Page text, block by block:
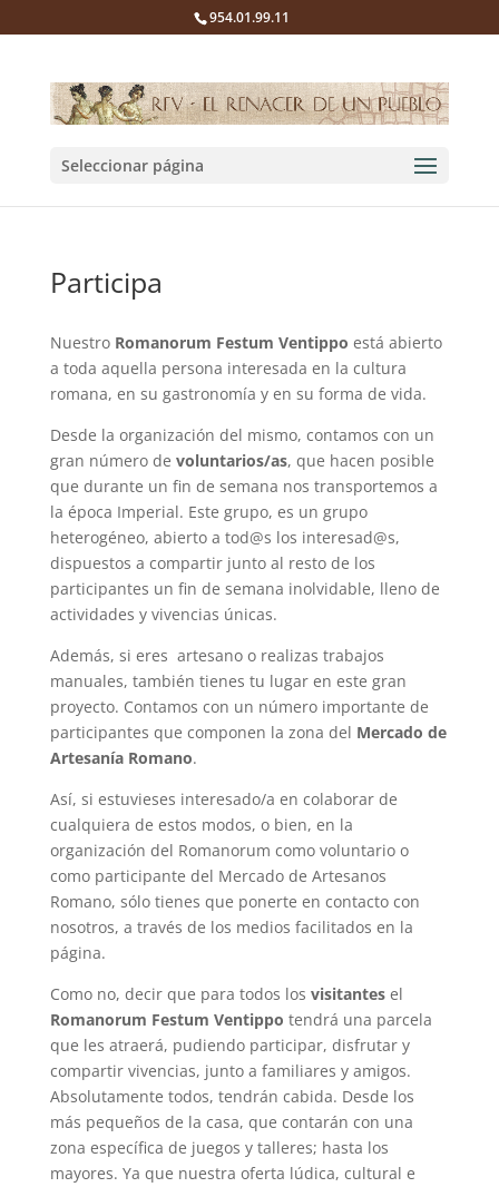
954.01.99.11
Seleccionar página
Participa
Nuestro Romanorum Festum Ventippo está abierto
a toda aquella persona interesada en la cultura
romana, en su gastronomía y en su forma de vida.
Desde la organización del mismo, contamos con un
gran número de voluntarios/as, que hacen posible
que durante un fin de semana nos transportemos a
la época Imperial. Este grupo, es un grupo
heterogéneo, abierto a tod@s los interesad@s,
dispuestos a compartir junto al resto de los
participantes un fin de semana inolvidable, lleno de
actividades y vivencias únicas.
Además, si eres artesano o realizas trabajos
manuales, también tienes tu lugar en este gran
proyecto. Contamos con un número importante de
participantes que componen la zona del Mercado de
Artesanía Romano.
Así, si estuvieses interesado/a en colaborar de
cualquiera de estos modos, o bien, en la
organización del Romanorum como voluntario o
como participante del Mercado de Artesanos
Romano, sólo tienes que ponerte en contacto con
nosotros, a través de los medios facilitados en la
página.
Como no, decir que para todos los visitantesel
Romanorum Festum Ventippo tendrá una parcela
que les atraerá, pudiendo participar, disfrutar y
compartir vivencias, junto a familiares y amigos.
Absolutamente todos, tendrán cabida. Desde los
más pequeños de la casa, que contarán con una
zona específica de juegos y talleres; hasta los
mayores. Ya que nuestra oferta lúdica, cultural e